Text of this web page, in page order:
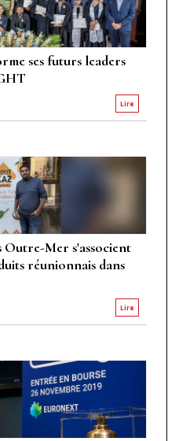
ses futurs leaders
Lire
Outre-Mer s'associent
réunionnais dans
Lire